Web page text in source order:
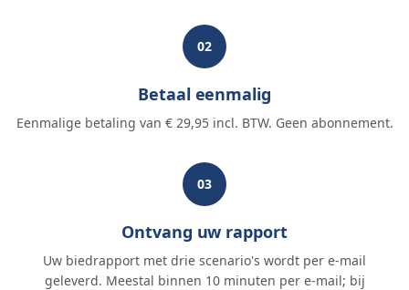
02
Betaal eenmalig
Eenmalige betaling van € 29,95 incl. BTW. Geen abonnement.
03
Ontvang uw rapport
Uw biedrapport met drie scenario's wordt per e-mail
geleverd. Meestal binnen 10 minuten per e-mail; bij